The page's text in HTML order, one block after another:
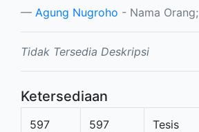
Agung Nugroho - Nama Orang;
Tidak Tersedia Deskripsi
Ketersediaan
597
597
Tesis